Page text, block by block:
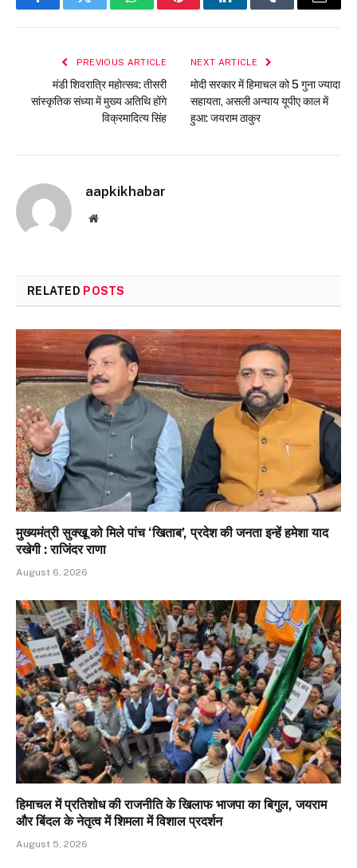
FacebookTwitter WhatsAppPinterestLinkedInTumblr Email
PREVIOUS ARTICLE
मंडी शिवरात्रि महोत्सव: तीसरी
सांस्कृतिक संध्या में मुख्य अतिथि होंगे
विक्रमादित्य सिंह
NEXT ARTICLE
मोदी सरकार में हिमाचल को 5 गुना ज्यादा
सहायता, असली अन्याय यूपीए काल में
हुआ: जयराम ठाकुर
aapkikhabar
Website
RELATED POSTS
मुख्यमंत्री सुक्खू को मिले पांच ‘खिताब’, प्रदेश की जनता इन्हें हमेशा याद
रखेगी : राजिंदर राणा
August 6, 2026
हिमाचल में प्रतिशोध की राजनीति के खिलाफ भाजपा का बिगुल, जयराम
और बिंदल के नेतृत्व में शिमला में विशाल प्रदर्शन
August 5, 2026